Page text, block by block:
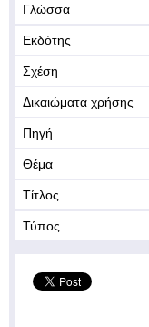
Γλώσσα
Εκδότης
Σχέση
Δικαιώματα χρήσης
Πηγή
Θέμα
Τίτλος
Τύπος